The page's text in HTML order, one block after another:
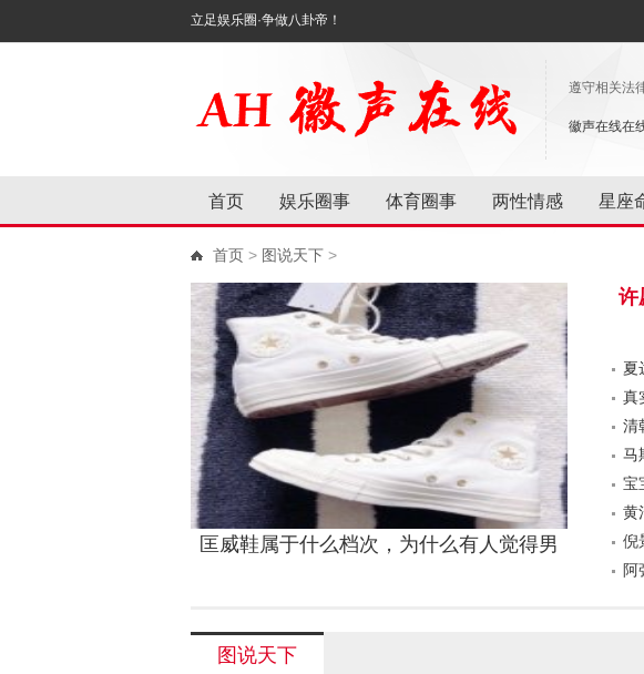
立足娱乐圈·争做八卦帝！
遵守相关法
徽声在线在
首页 娱乐圈事 体育圈事 两性情感 星座
首页 > 图说天下 >
匡威鞋属于什么档次，为什么有人觉得男
许
夏
真
名清
史马
中宝
么黄
四倪
公阿
图说天下